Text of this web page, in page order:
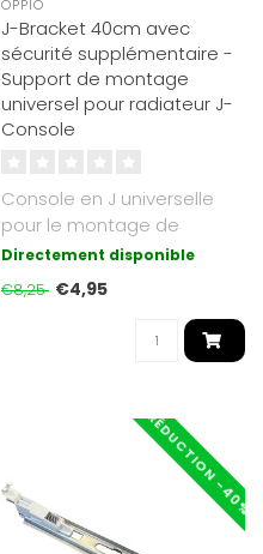
OPPIO
J-Bracket 40cm avec
sécurité supplémentaire -
Support de montage
universel pour radiateur J-
Console
Console en J universelle
pour le montage de
radiateurs sans points de
montage so..
Directement disponible
€8,25 €4,95
RÉDUCTION -40%